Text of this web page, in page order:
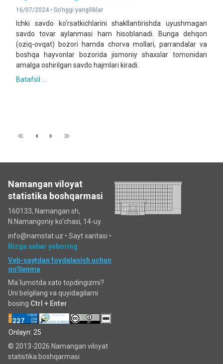
16/07/2024 • So'nggi yangiliklar
Ichki savdo ko‘rsatkichlarini shakllantirishda uyushmagan
savdo tovar aylanmasi ham hisoblanadi. Bunga dehqon
(oziq-ovqat) bozori hamda chorva mollari, parrandalar va
boshqa hayvonlar bozorida jismoniy shaxslar tomonidan
amalga oshirilgan savdo hajmlari kiradi.
Batafsil ...
Namangan viloyat
statistika boshqarmasi
160133, Namangan sh,
N.Namangoniy ko'chasi, 14-uy.
info@namstat.uz • Sayt xaritasi •
Bizga xabar yuboring
Veb-saytdan foydalanish uchun
qo'llanma
Ma`lumotda xato topdingizmi?
Uni belgilang va quyidagilarni
bosing Ctrl + Enter
Onlayn: 25
© 2013-2026 Namangan viloyat
statistika boshqarmasi